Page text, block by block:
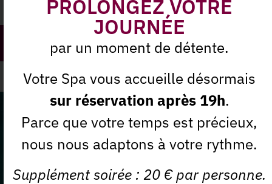
En savoir plus
soins fondamental de la
mer
Ne manquez plus nos offres
du moment
PROLONGEZ VOTRE
JOURNÉE
par un moment de détente.
Votre Spa vous accueille désormais
sur réservation après 19h.
Parce que votre temps est précieux,
nous nous adaptons à votre rythme.
Supplément soirée : 20 € par personne.